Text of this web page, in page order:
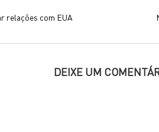
relações com EUA
DEIXE UM